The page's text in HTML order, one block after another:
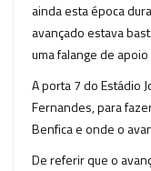
ainda esta época
avançado estava
uma falange de
A porta 7 do Estádio
Fernandes, para
Benfica e onde o
De referir que o